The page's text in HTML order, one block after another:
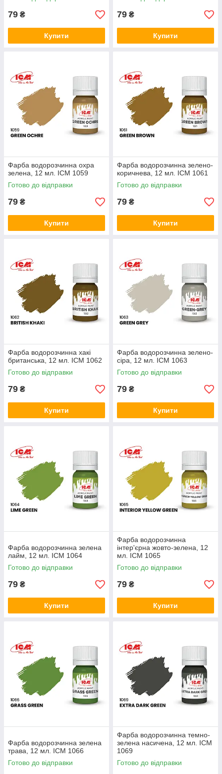
79 ₴
Купити
79 ₴
Купити
Фарба водорозчинна охра
зелена, 12 мл. ICM 1059
Готово до відправки
79 ₴
Купити
Фарба водорозчинна зелено-
коричнева, 12 мл. ICM 1061
Готово до відправки
79 ₴
Купити
Фарба водорозчинна хакі
британська, 12 мл. ICM 1062
Готово до відправки
79 ₴
Купити
Фарба водорозчинна зелено-
сіра, 12 мл. ICM 1063
Готово до відправки
79 ₴
Купити
Фарба водорозчинна зелена
лайм, 12 мл. ICM 1064
Готово до відправки
79 ₴
Купити
Фарба водорозчинна
інтер'єрна жовто-зелена, 12
мл. ICM 1065
Готово до відправки
79 ₴
Купити
Фарба водорозчинна зелена
трава, 12 мл. ICM 1066
Готово до відправки
Фарба водорозчинна темно-
зелена насичена, 12 мл. ICM
1069
Готово до відправки